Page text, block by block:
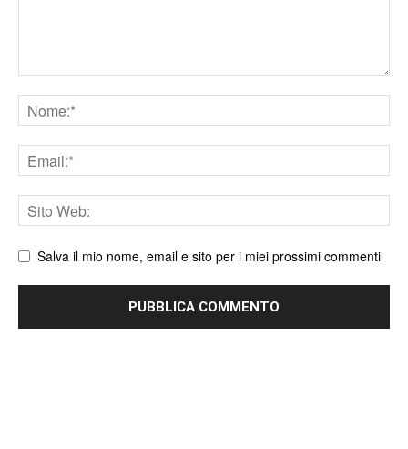
Nome
Email
Sito
web
Salva il mio nome, email e sito per i miei prossimi commenti